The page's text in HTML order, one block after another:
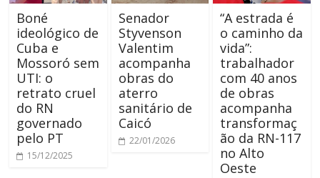
Boné
ideológico de
Cuba e
Mossoró sem
UTI: o
retrato cruel
do RN
governado
pelo PT
15/12/2025
Senador
Styvenson
Valentim
acompanha
obras do
aterro
sanitário de
Caicó
22/01/2026
“A estrada é
o caminho da
vida”:
trabalhador
com 40 anos
de obras
acompanha
transformaç
ão da RN-117
no Alto
Oeste